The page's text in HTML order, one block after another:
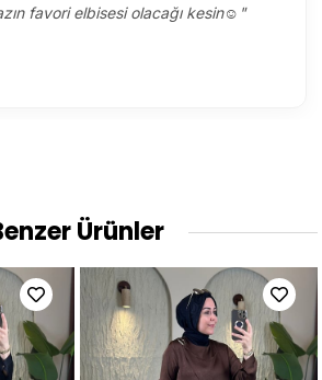
favori elbisesi olacağı kesin☺️"
Ürünler